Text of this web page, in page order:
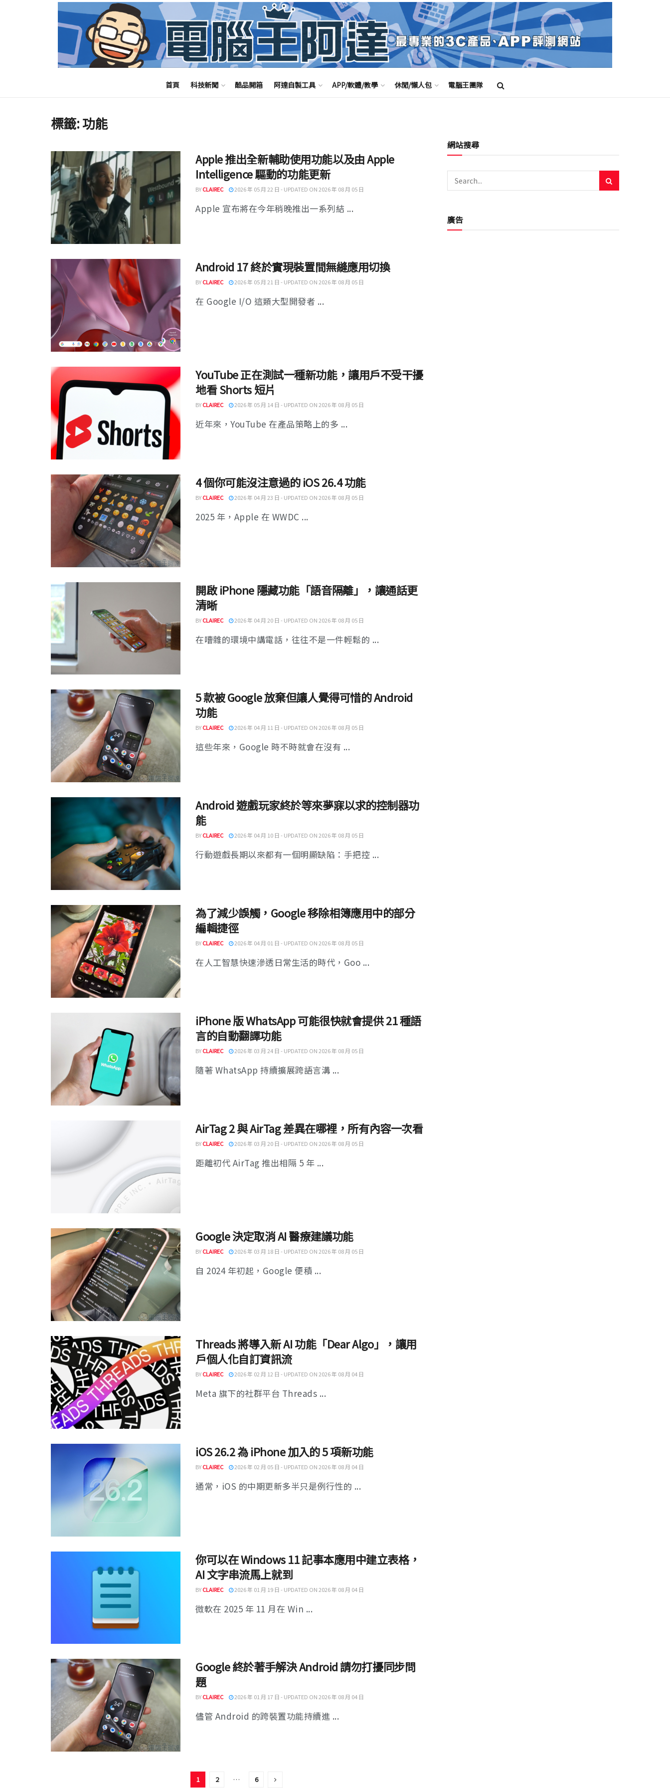
首頁 科技新聞 酷品開箱 阿達自製工具 APP/軟體/教學 休閒/懶人包 電腦王團隊
標籤:功能
Apple 推出全新輔助使用功能以及由 Apple
Intelligence 驅動的功能更新
BYCLAIREC 2026 年 05 月 22 日 - UPDATED ON 2026 年 08 月 05 日
Apple 宣布將在今年稍晚推出一系列結 ...
Android 17 終於實現裝置間無縫應用切換
BYCLAIREC 2026 年 05 月 21 日 - UPDATED ON 2026 年 08 月 05 日
在 Google I/O 這類大型開發者 ...
YouTube 正在測試一種新功能，讓用戶不受干擾
地看 Shorts 短片
BYCLAIREC 2026 年 05 月 14 日 - UPDATED ON 2026 年 08 月 05 日
近年來，YouTube 在產品策略上的多 ...
4 個你可能沒注意過的 iOS 26.4 功能
BYCLAIREC 2026 年 04 月 23 日 - UPDATED ON 2026 年 08 月 05 日
2025 年，Apple 在 WWDC ...
開啟 iPhone 隱藏功能「語音隔離」，讓通話更
清晰
BYCLAIREC 2026 年 04 月 20 日 - UPDATED ON 2026 年 08 月 05 日
在嘈雜的環境中講電話，往往不是一件輕鬆的 ...
5 款被 Google 放棄但讓人覺得可惜的 Android
功能
BYCLAIREC 2026 年 04 月 11 日 - UPDATED ON 2026 年 08 月 05 日
這些年來，Google 時不時就會在沒有 ...
Android 遊戲玩家終於等來夢寐以求的控制器功
能
BYCLAIREC 2026 年 04 月 10 日 - UPDATED ON 2026 年 08 月 05 日
行動遊戲長期以來都有一個明顯缺陷：手把控 ...
為了減少誤觸，Google 移除相簿應用中的部分
編輯捷徑
BYCLAIREC 2026 年 04 月 01 日 - UPDATED ON 2026 年 08 月 05 日
在人工智慧快速滲透日常生活的時代，Goo ...
iPhone 版 WhatsApp 可能很快就會提供 21 種語
言的自動翻譯功能
BYCLAIREC 2026 年 03 月 24 日 - UPDATED ON 2026 年 08 月 05 日
隨著 WhatsApp 持續擴展跨語言溝 ...
AirTag 2 與 AirTag 差異在哪裡，所有內容一次看
BYCLAIREC 2026 年 03 月 20 日 - UPDATED ON 2026 年 08 月 05 日
距離初代 AirTag 推出相隔 5 年 ...
Google 決定取消 AI 醫療建議功能
BYCLAIREC 2026 年 03 月 18 日 - UPDATED ON 2026 年 08 月 05 日
自 2024 年初起，Google 便積 ...
Threads 將導入新 AI 功能「Dear Algo」，讓用
戶個人化自訂資訊流
BYCLAIREC 2026 年 02 月 12 日 - UPDATED ON 2026 年 08 月 04 日
Meta 旗下的社群平台 Threads ...
iOS 26.2 為 iPhone 加入的 5 項新功能
BYCLAIREC 2026 年 02 月 05 日 - UPDATED ON 2026 年 08 月 04 日
通常，iOS 的中期更新多半只是例行性的 ...
你可以在 Windows 11 記事本應用中建立表格，
AI 文字串流馬上就到
BYCLAIREC 2026 年 01 月 19 日 - UPDATED ON 2026 年 08 月 04 日
微軟在 2025 年 11 月在 Win ...
Google 終於著手解決 Android 請勿打擾同步問
題
BYCLAIREC 2026 年 01 月 17 日 - UPDATED ON 2026 年 08 月 04 日
儘管 Android 的跨裝置功能持續進 ...
1 2 … 6
網站搜尋
廣告